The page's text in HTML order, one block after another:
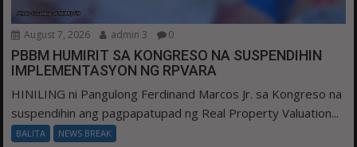
August 7, 2026 admin 3 0
PBBM HUMIRIT SA KONGRESO NA SUSPENDIHIN
IMPLEMENTASYON NG RPVARA
HINILING ni Pangulong Ferdinand Marcos Jr. sa Kongreso na
suspendihin ang pagpapatupad ng Real Property Valuation...
BALITA NEWS BREAK